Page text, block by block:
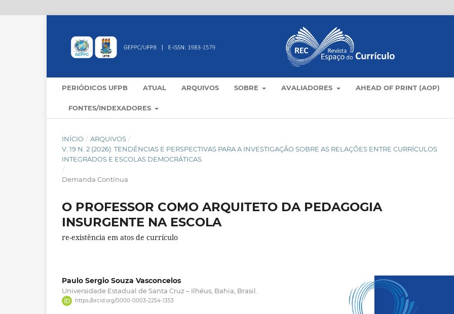
PERIÓDICOS UFPB ATUAL ARQUIVOS SOBRE AVALIADORES AHEAD OF PRINT (AOP)
FONTES/INDEXADORES
INÍCIO / ARQUIVOS /
V. 19 N. 2 (2026): TENDÊNCIAS E PERSPECTIVAS PARA A INVESTIGAÇÃO SOBRE AS RELAÇÕES ENTRE CURRÍCULOS
INTEGRADOS E ESCOLAS DEMOCRÁTICAS
/
Demanda Contínua
O PROFESSOR COMO ARQUITETO DA PEDAGOGIA
INSURGENTE NA ESCOLA
re-existência em atos de currículo
Paulo Sergio Souza Vasconcelos
Universidade Estadual de Santa Cruz – Ilhéus, Bahia, Brasil.
https://orcid.org/0000-0003-2254-1353